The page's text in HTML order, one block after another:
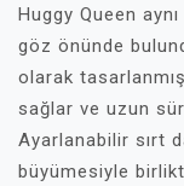
Huggy Queen
göz önünde
olarak
sağlar ve uzun
Ayarlanabilir sırt
büyümesiyle